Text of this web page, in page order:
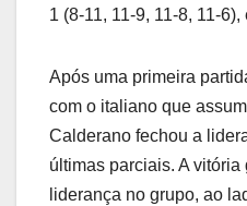
1 (8-11, 11-9, 11-8, 11-
Após uma primeira
com o italiano que
Calderano fechou a
últimas parciais. A
liderança no grupo, ao